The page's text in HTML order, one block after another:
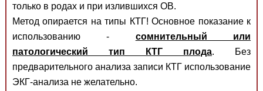
только в родах и при излившихся ОВ.
Метод опирается на типы КТГ! Основное показание к
использованию - сомнительный или
патологический тип КТГ плода. Без
предварительного анализа записи КТГ использование
ЭКГ-анализа не желательно.